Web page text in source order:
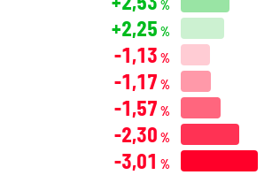
%
+2,25 %
-1,13 %
-1,17 %
-1,57 %
-2,30 %
-3,01 %